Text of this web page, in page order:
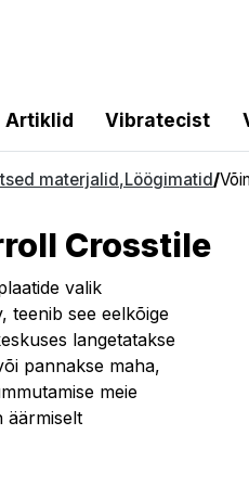
Artiklid Vibratecist
materjalid ,Löögimatid/
Crosstile
valik
teenib see eelkõige
langetatakse
pannakse maha,
meie
äärmiselt